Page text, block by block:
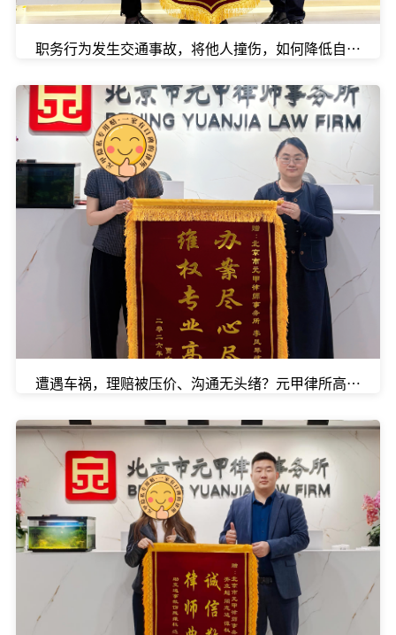
职务行为发生交通事故，将他人撞伤，如何降低自己损失
遭遇车祸，理赔被压价、沟通无头绪？元甲律所高效破局